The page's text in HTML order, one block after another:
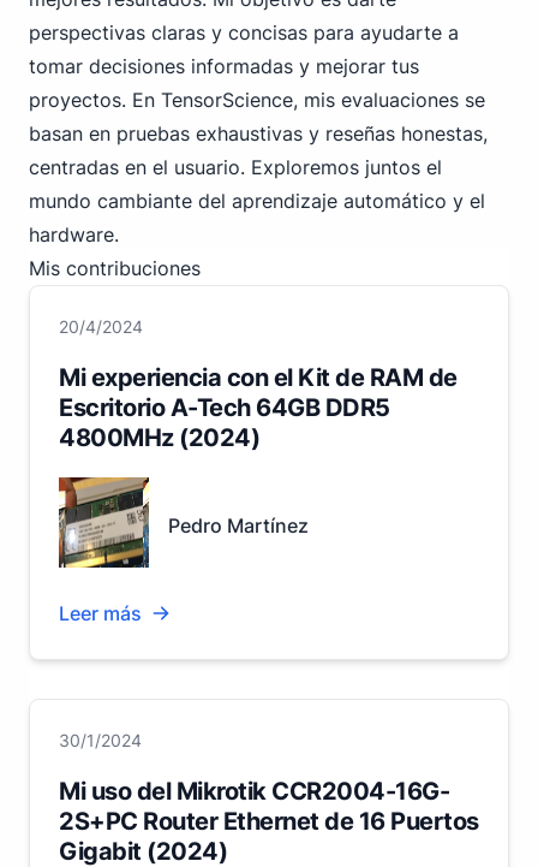
perspectivas claras y concisas para ayudarte a
tomar decisiones informadas y mejorar tus
proyectos. En TensorScience, mis evaluaciones se
basan en pruebas exhaustivas y reseñas honestas,
centradas en el usuario. Exploremos juntos el
mundo cambiante del aprendizaje automático y el
hardware.
Mis contribuciones
20/4/2024
Mi experiencia con el Kit de RAM de
Escritorio A-Tech 64GB DDR5
4800MHz (2024)
Pedro Martínez
Leer más
30/1/2024
Mi uso del Mikrotik CCR2004-16G-
2S+PC Router Ethernet de 16 Puertos
Gigabit (2024)